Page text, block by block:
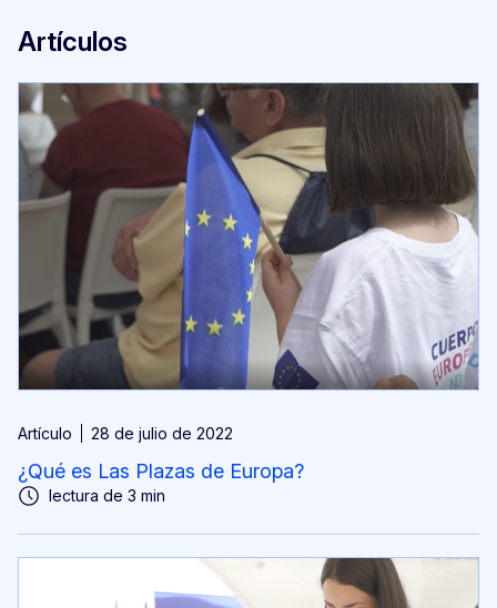
Artículos
Artículo 28 de julio de 2022
¿Qué es Las Plazas de Europa?
lectura de 3 min